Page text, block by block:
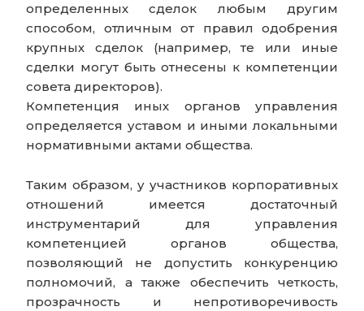
определенных сделок любым другим
способом, отличным от правил одобрения
крупных сделок (например, те или иные
сделки могут быть отнесены к компетенции
совета директоров).
Компетенция иных органов управления
определяется уставом и иными локальными
нормативными актами общества.
Таким образом, у участников корпоративных
отношений имеется достаточный
инструментарий для управления
компетенцией органов общества,
позволяющий не допустить конкуренцию
полномочий, а также обеспечить четкость,
прозрачность и непротиворечивость